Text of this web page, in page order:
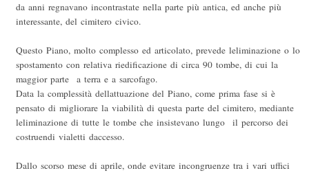
da anni regnavano incontrastate nella parte più antica, ed anche più
interessante, del cimitero civico.
Questo Piano, molto complesso ed articolato, prevede leliminazione o lo
spostamento con relativa riedificazione di circa 90 tombe, di cui la
maggior parte a terra e a sarcofago.
Data la complessità dellattuazione del Piano, come prima fase si è
pensato di migliorare la viabilità di questa parte del cimitero, mediante
leliminazione di tutte le tombe che insistevano lungo il percorso dei
costruendi vialetti daccesso.
Dallo scorso mese di aprile, onde evitare incongruenze tra i vari uffici